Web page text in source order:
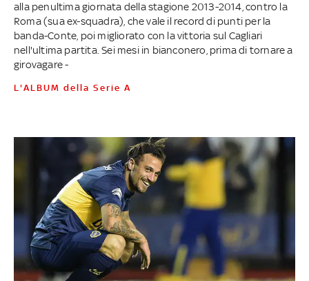
alla penultima giornata della stagione 2013-2014, contro la
Roma (sua ex-squadra), che vale il record di punti per la
banda-Conte, poi migliorato con la vittoria sul Cagliari
nell'ultima partita. Sei mesi in bianconero, prima di tornare a
girovagare -
L'ALBUM della Serie A